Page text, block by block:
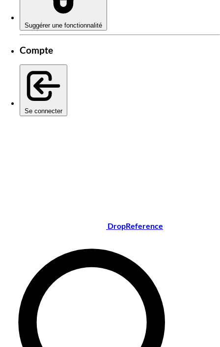
Suggérer une fonctionnalité
Compte
Se connecter
DropReference